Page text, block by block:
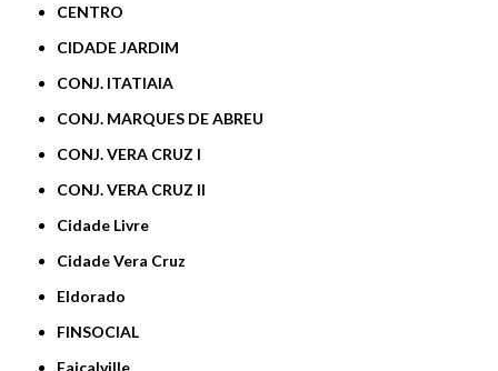
CENTRO
CIDADE JARDIM
CONJ. ITATIAIA
CONJ. MARQUES DE ABREU
CONJ. VERA CRUZ I
CONJ. VERA CRUZ II
Cidade Livre
Cidade Vera Cruz
Eldorado
FINSOCIAL
Faiçalville